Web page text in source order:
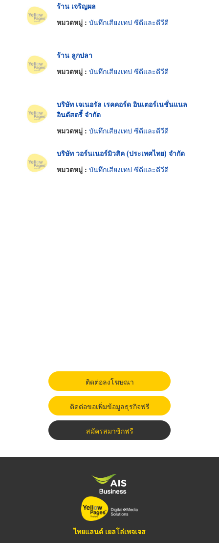
ร้าน เจริญผล
หมวดหมู่ : บันทึกเสียงเทป ซีดีและดีวีดี
ร้าน ลูกปลา
หมวดหมู่ : บันทึกเสียงเทป ซีดีและดีวีดี
บริษัท เจเนอรัล เรคคอร์ด อินเตอร์เนชั่นแนล
อินดัสตรี้ จำกัด
หมวดหมู่ : บันทึกเสียงเทป ซีดีและดีวีดี
บริษัท วอร์นเนอร์มิวสิค (ประเทศไทย) จำกัด
หมวดหมู่ : บันทึกเสียงเทป ซีดีและดีวีดี
ติดต่อลงโฆษณา
ติดต่อขอเพิ่มข้อมูลธุรกิจฟรี
สมัครสมาชิกฟรี
ไทยแลนด์ เยลโล่เพจเจส